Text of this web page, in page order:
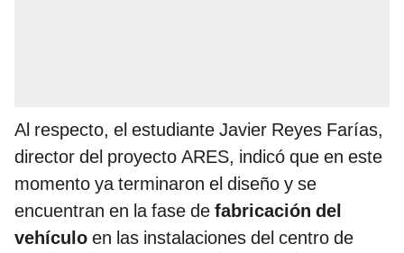
Al respecto, el estudiante Javier Reyes Farías,
director del proyecto ARES, indicó que en este
momento ya terminaron el diseño y se
encuentran en la fase de fabricación del
vehículo en las instalaciones del centro de